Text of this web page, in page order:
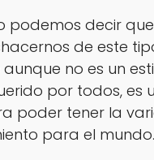
podemos decir
de este
aunque no es un
por todos, es
poder tener la
para el mundo.